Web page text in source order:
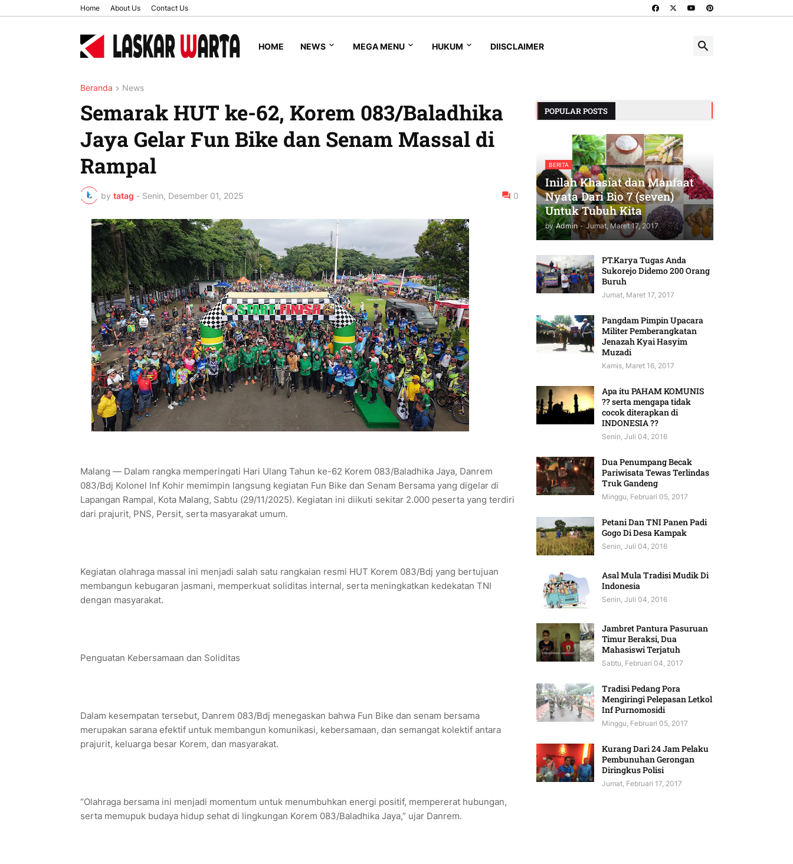
Home About Us Contact Us
HOME NEWS MEGA MENU HUKUM DIISCLAIMER
Beranda News
Semarak HUT ke-62, Korem 083/Baladhika
Jaya Gelar Fun Bike dan Senam Massal di
Rampal
by tatag - Senin, Desember 01, 2025 0
Malang — Dalam rangka memperingati Hari Ulang Tahun ke-62 Korem 083/Baladhika Jaya, Danrem
083/Bdj Kolonel Inf Kohir memimpin langsung kegiatan Fun Bike dan Senam Bersama yang digelar di
Lapangan Rampal, Kota Malang, Sabtu (29/11/2025). Kegiatan ini diikuti sekitar 2.000 peserta yang terdiri
dari prajurit, PNS, Persit, serta masyarakat umum.
Kegiatan olahraga massal ini menjadi salah satu rangkaian resmi HUT Korem 083/Bdj yang bertujuan
membangun kebugaran jasmani, memperkuat soliditas internal, serta meningkatkan kedekatan TNI
dengan masyarakat.
Penguatan Kebersamaan dan Soliditas
Dalam kesempatan tersebut, Danrem 083/Bdj menegaskan bahwa Fun Bike dan senam bersama
merupakan sarana efektif untuk membangun komunikasi, kebersamaan, dan semangat kolektif antara
prajurit, keluarga besar Korem, dan masyarakat.
“Olahraga bersama ini menjadi momentum untuk menumbuhkan energi positif, mempererat hubungan,
serta memupuk budaya hidup sehat di lingkungan Korem 083/Baladhika Jaya,” ujar Danrem.
POPULAR POSTS
BERITA
Inilah Khasiat dan Manfaat
Nyata Dari Bio 7 (seven)
Untuk Tubuh Kita
by Admin - Jumat, Maret 17, 2017
PT.Karya Tugas Anda
Sukorejo Didemo 200 Orang
Buruh
Jumat, Maret 17, 2017
Pangdam Pimpin Upacara
Militer Pemberangkatan
Jenazah Kyai Hasyim
Muzadi
Kamis, Maret 16, 2017
Apa itu PAHAM KOMUNIS
?? serta mengapa tidak
cocok diterapkan di
INDONESIA ??
Senin, Juli 04, 2016
Dua Penumpang Becak
Pariwisata Tewas Terlindas
Truk Gandeng
Minggu, Februari 05, 2017
Petani Dan TNI Panen Padi
Gogo Di Desa Kampak
Senin, Juli 04, 2016
Asal Mula Tradisi Mudik Di
Indonesia
Senin, Juli 04, 2016
Jambret Pantura Pasuruan
Timur Beraksi, Dua
Mahasiswi Terjatuh
Sabtu, Februari 04, 2017
Tradisi Pedang Pora
Mengiringi Pelepasan Letkol
Inf Purnomosidi
Minggu, Februari 05, 2017
Kurang Dari 24 Jam Pelaku
Pembunuhan Gerongan
Diringkus Polisi
Jumat, Februari 17, 2017